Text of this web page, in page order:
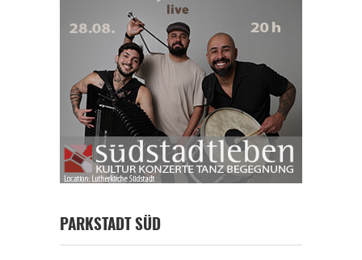
PARKSTADT SÜD